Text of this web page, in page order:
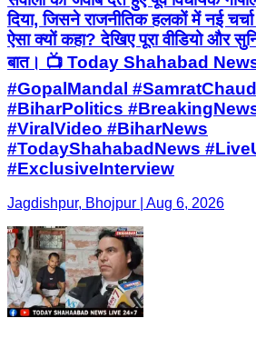
दिया, जिसने राजनीतिक हलकों में नई
ऐसा क्यों कहा? देखिए पूरा वीडियो और
बात। 📺 Today Shahabad
#GopalMandal
#BiharPolitics
#ViralVideo #BiharNews
#TodayShahabadNews
#ExclusiveInterview
Jagdishpur, Bhojpur | Aug 6, 2026